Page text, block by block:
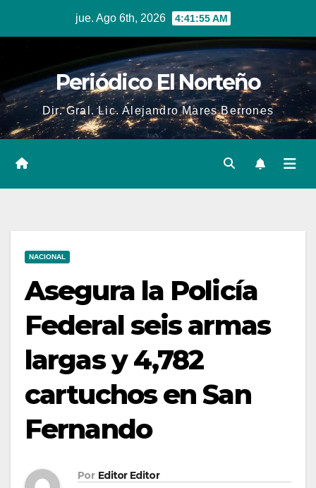
jue. Ago 6th, 2026 4:41:56 AM
Periódico El Norteño
Dir. Gral. Lic. Alejandro Mares Berrones
NACIONAL
Asegura la Policía
Federal seis armas
largas y 4,782
cartuchos en San
Fernando
Por Editor Editor